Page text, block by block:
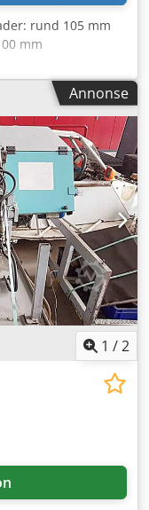
rund 105 mm
mm
100 x 105 mm
mm Mål L x B x
30 - 80 m/min Total
kg Kampanjepris!!
90 ESC Dcsdpofv
metallbåndsag
og trinnløs
60° Andel
PBS 110.
Annonse
1 /2